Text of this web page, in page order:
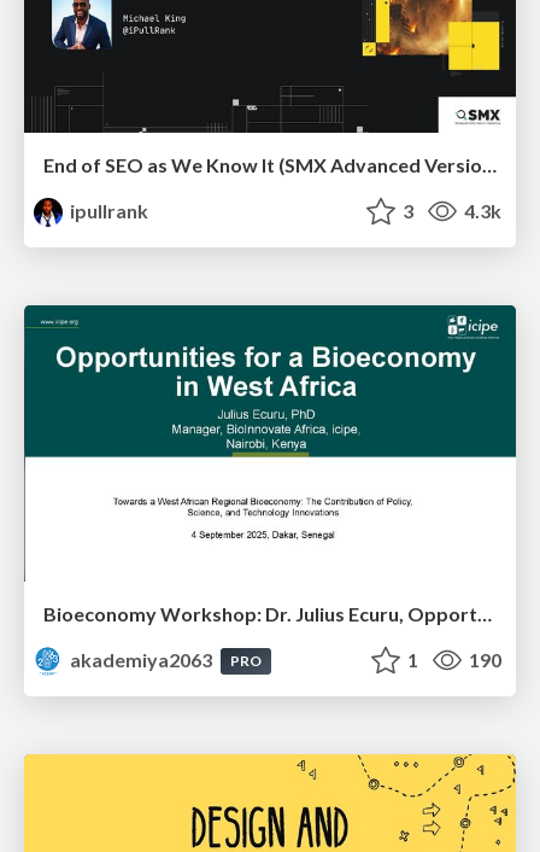
End of SEO as We Know It (SMX Advanced Version)
ipullrank
3 4.3k
Bioeconomy Workshop: Dr. Julius Ecuru, Opportunities for a Bioeconomy in West Africa
akademiya2063
PRO 1 190